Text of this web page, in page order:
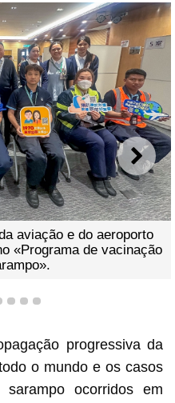
aviação e do aeroporto
«Programa de vacinação
6 7 8
progressiva da
o mundo e os casos
ocorridos em